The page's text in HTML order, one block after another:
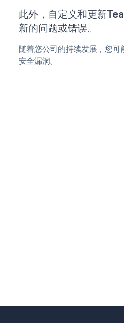
此外，自定义和更新
新的问题或错误。
随着您公司的持续发展，您
安全漏洞。